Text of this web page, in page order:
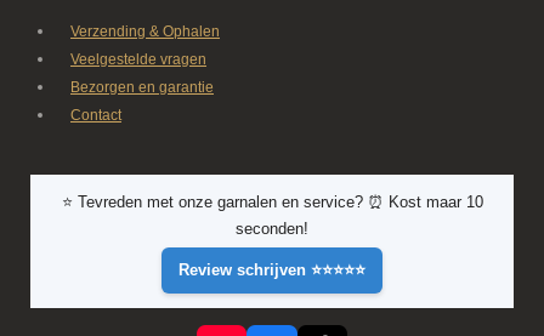
Verzending & Ophalen
Veelgestelde vragen
Bezorgen en garantie
Contact
⭐ Tevreden met onze garnalen en service? ⏰ Kost maar 10
seconden!
Review schrijven ⭐⭐⭐⭐⭐